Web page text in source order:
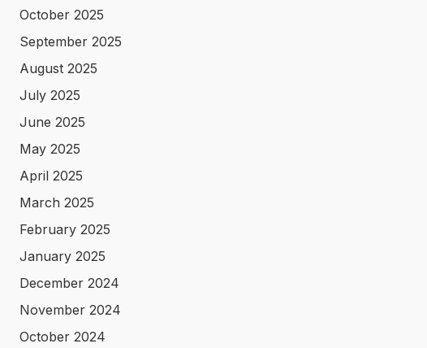
October 2025
September 2025
August 2025
July 2025
June 2025
May 2025
April 2025
March 2025
February 2025
January 2025
December 2024
November 2024
October 2024